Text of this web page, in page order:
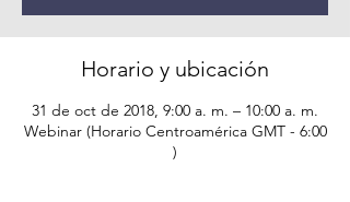
Horario y ubicación
31 de oct de 2018, 9:00 a. m. – 10:00 a. m.
Webinar (Horario Centroamérica GMT - 6:00
)